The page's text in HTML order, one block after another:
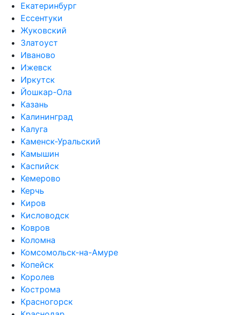
Екатеринбург
Ессентуки
Жуковский
Златоуст
Иваново
Ижевск
Иркутск
Йошкар-Ола
Казань
Калининград
Калуга
Каменск-Уральский
Камышин
Каспийск
Кемерово
Керчь
Киров
Кисловодск
Ковров
Коломна
Комсомольск-на-Амуре
Копейск
Королев
Кострома
Красногорск